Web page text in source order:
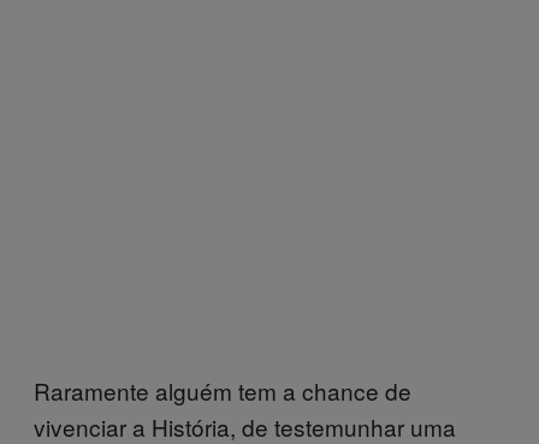
Raramente alguém tem a chance de
vivenciar a História, de testemunhar uma